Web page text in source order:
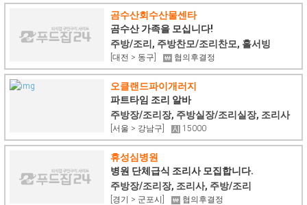
곰수산회수산물센타
곰수산 가족을 모십니다!
주방/조리, 주방찬모/조리찬모, 홀서빙
[대전 > 동구] 협의후결정
오클랜드파이개러지
파트타임 조리 알바
주방장/조리장, 주방실장/조리실장, 조리사
[서울 > 강남구] 15000
휴성심병원
병원 단체급식 조리사 모집합니다.
주방장/조리장, 조리사, 주방/조리
[경기 > 군포시] 협의후결정